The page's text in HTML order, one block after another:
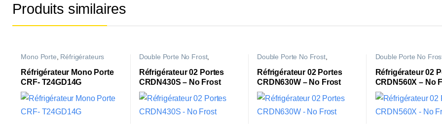
Produits similaires
Mono Porte, Réfrigérateurs
Réfrigérateur Mono Porte
CRF- T24GD14G
Double Porte No Frost,
Réfrigérateur 02 Portes
CRDN430S – No Frost
Double Porte No Frost,
Réfrigérateur 02 Portes
CRDN630W – No Frost
Double Porte No
Réfrigérateur 02
CRDN560X – No